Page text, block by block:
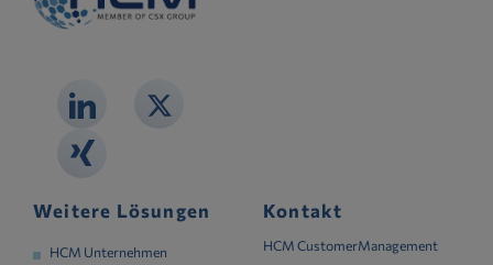
Weitere Lösungen
HCM Unternehmen
Kontakt
HCM CustomerManagement